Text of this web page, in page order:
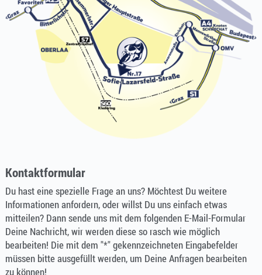
Kontaktformular
Du hast eine spezielle Frage an uns? Möchtest Du weitere
Informationen anfordern, oder willst Du uns einfach etwas
mitteilen? Dann sende uns mit dem folgenden E-Mail-Formular
Deine Nachricht, wir werden diese so rasch wie möglich
bearbeiten! Die mit dem "*" gekennzeichneten Eingabefelder
müssen bitte ausgefüllt werden, um Deine Anfragen bearbeiten
zu können!